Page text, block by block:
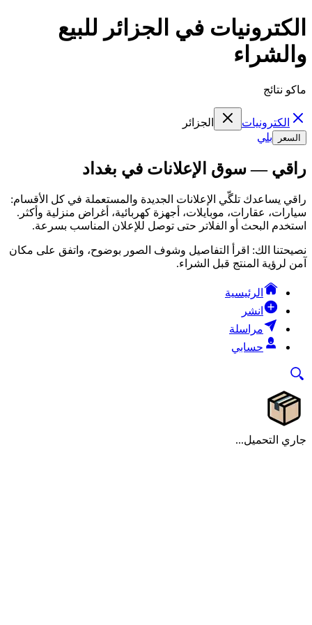
الكترونيات في الجزائر للبيع
والشراء
ماكو نتائج
الكترونيات الجزائر
السعر بلي
راقي — سوق الإعلانات في بغداد
راقي يساعدك تلگّي الإعلانات الجديدة والمستعملة في كل الأقسام:
سيارات، عقارات، موبايلات، أجهزة كهربائية، أغراض منزلية وأكثر.
استخدم البحث أو الفلاتر حتى توصل للإعلان المناسب بسرعة.
نصيحتنا الك: اقرأ التفاصيل وشوف الصور بوضوح، واتفق على مكان
آمن لرؤية المنتج قبل الشراء.
الرئيسية
انشر
مراسلة
حسابي
جاري التحميل...